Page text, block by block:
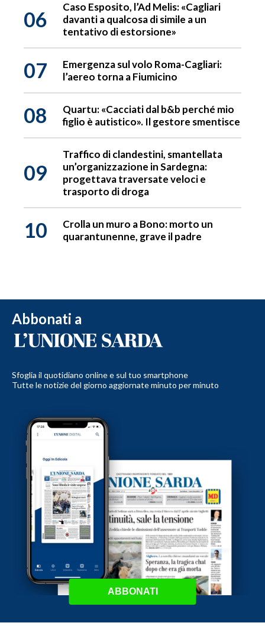
06
Caso Esposito, l’Ad Melis: «Cagliari
davanti a qualcosa di simile a un
tentativo di estorsione»
07
Emergenza sul volo Roma-Cagliari:
l’aereo torna a Fiumicino
08
Quartu: «Cacciati dal b&b perché mio
figlio è autistico». Il gestore smentisce
09
Traffico di clandestini, smantellata
un’organizzazione in Sardegna:
progettava traversate veloci e
trasporto di droga
10
Crolla un muro a Bono: morto un
quarantunenne, grave il padre
Abbonati a
Sfoglia il quotidiano online e sul tuo smartphone
Tutte le notizie del giorno aggiornate minuto per minuto
ABBONATI